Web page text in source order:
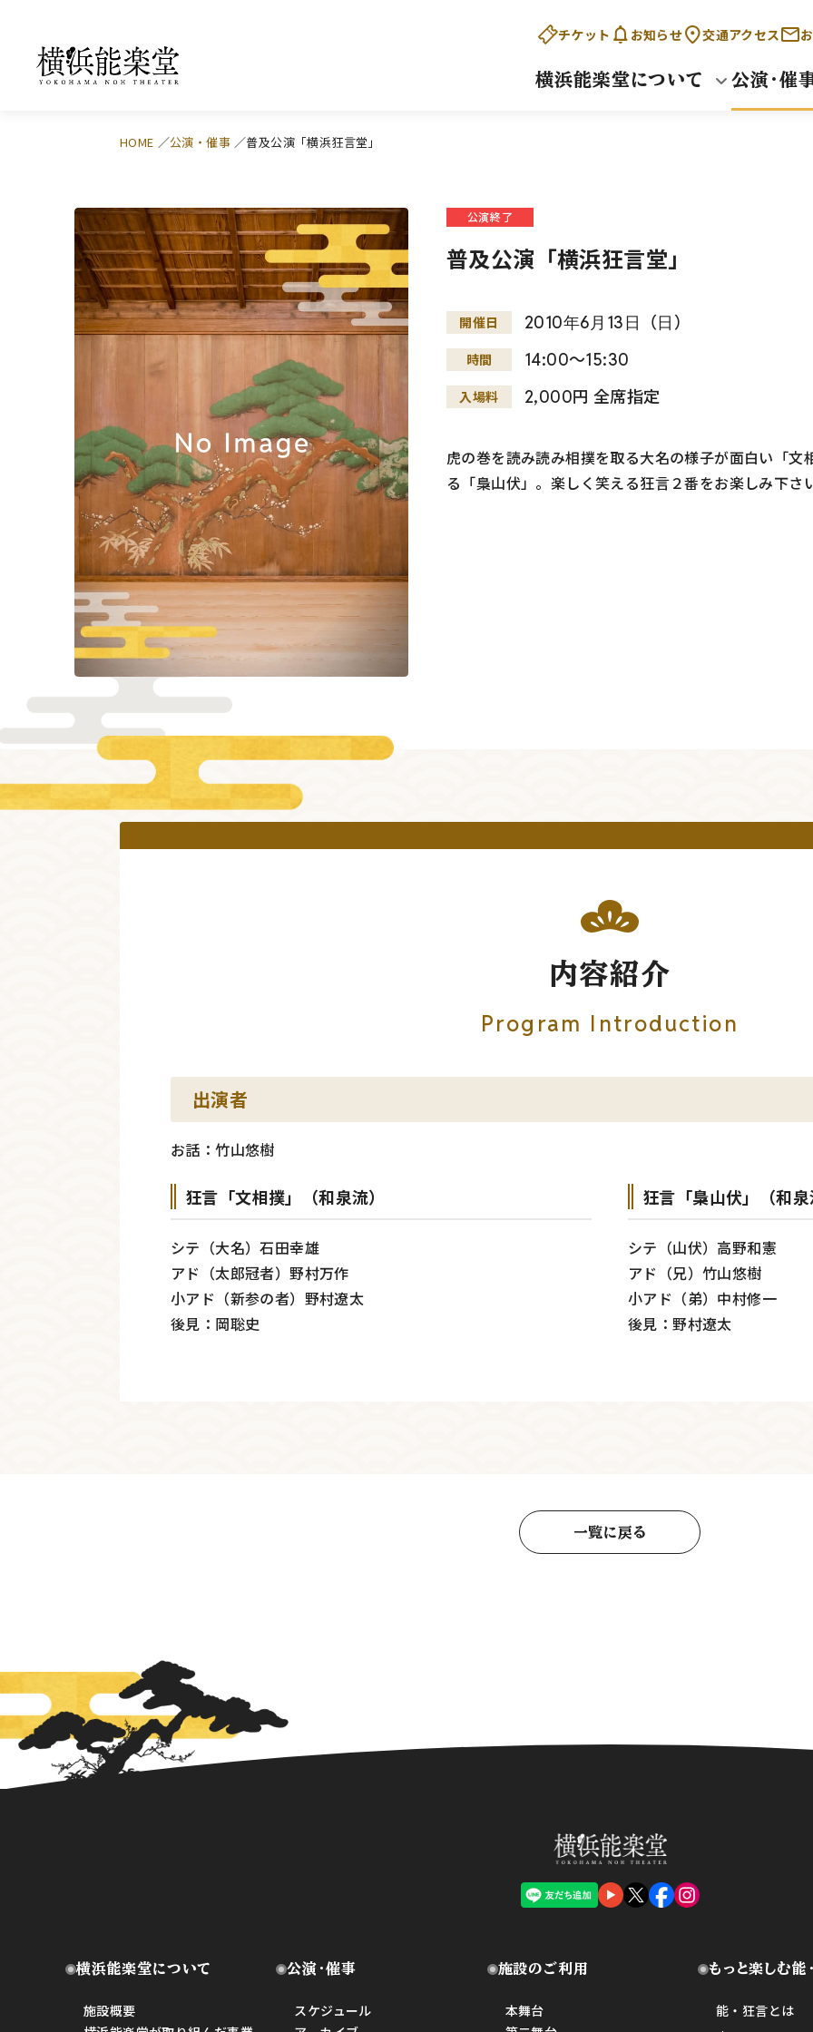
チケット お知らせ 交通アクセス
横浜能楽堂について 公演・催
HOME 公演・催事 普及公演「横浜狂言堂」
公演終了
普及公演「横浜狂言堂」
開催日 2010年6月 13日 （日 ）
時間 14:00～15:30
入場料 2,000円 全席指定
虎の巻を読み読み相撲を取る大名の様子が面白い「
る「梟山伏」。楽しく笑える狂言２番をお楽しみ下さ
内容紹介
Program Introduction
出演者
お話：竹山悠樹
狂言「文相撲」（和泉流）
シテ（大名）石田幸雄
アド（太郎冠者）野村万作
小アド（新参の者）野村遼太
後見：岡聡史
狂言「梟山伏」（和
シテ（山伏）高野和憲
アド（兄）竹山悠樹
小アド（弟）中村修一
後見：野村遼太
一覧に戻る
横浜能楽堂について
施設概要
公演・催事
スケジュール
施設のご利用
本舞台
もっと楽しむ能
能・狂言とは